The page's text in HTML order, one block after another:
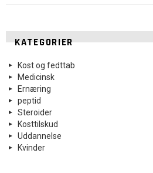
KATEGORIER
Kost og fedttab
Medicinsk
Ernæring
peptid
Steroider
Kosttilskud
Uddannelse
Kvinder